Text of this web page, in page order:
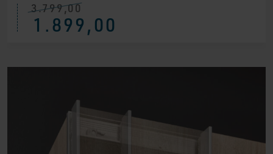
3.799,00
Ursprünglicher
Preis
war:1.899,00
Aktueller
Preis
ist: